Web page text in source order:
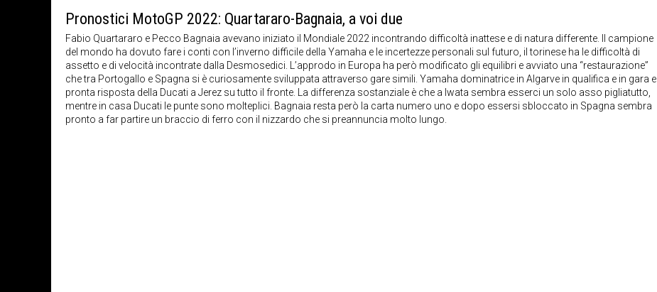
Pronostici MotoGP 2022: Quartararo-Bagnaia, a voi due
Fabio Quartararo e Pecco Bagnaia avevano iniziato il Mondiale 2022 incontrando difficoltà inattese e di natura differente. Il campione
del mondo ha dovuto fare i conti con l’inverno difficile della Yamaha e le incertezze personali sul futuro, il torinese ha le difficoltà di
assetto e di velocità incontrate dalla Desmosedici. L’approdo in Europa ha però modificato gli equilibri e avviato una “restaurazione”
che tra Portogallo e Spagna si è curiosamente sviluppata attraverso gare simili. Yamaha dominatrice in Algarve in qualifica e in gara e
pronta risposta della Ducati a Jerez su tutto il fronte. La differenza sostanziale è che a Iwata sembra esserci un solo asso pigliatutto,
mentre in casa Ducati le punte sono molteplici. Bagnaia resta però la carta numero uno e dopo essersi sbloccato in Spagna sembra
pronto a far partire un braccio di ferro con il nizzardo che si preannuncia molto lungo.